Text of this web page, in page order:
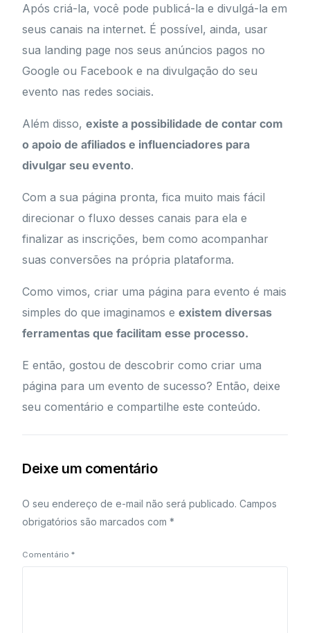
Após criá-la, você pode publicá-la e divulgá-la em
seus canais na internet. É possível, ainda, usar
sua landing page nos seus anúncios pagos no
Google ou Facebook e na divulgação do seu
evento nas redes sociais.
Além disso,existe a possibilidade de contar com
o apoio de afiliados e influenciadores para
divulgar seu evento.
Com a sua página pronta, fica muito mais fácil
direcionar o fluxo desses canais para ela e
finalizar as inscrições, bem como acompanhar
suas conversões na própria plataforma.
Como vimos, criar uma página para evento é mais
simples do que imaginamos eexistem diversas
ferramentas que facilitam esse processo.
E então, gostou de descobrir como criar uma
página para um evento de sucesso? Então, deixe
seu comentário e compartilhe este conteúdo.
Deixe um comentário
O seu endereço de e-mail não será publicado. Campos
obrigatórios são marcados com*
Comentário*